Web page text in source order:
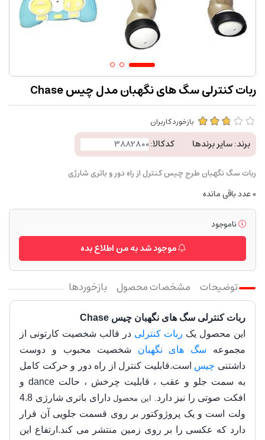
ربات کنترلی سگ های نگهبان مدل چیس Chase
بازخورد کاربران
برند:سایر برندها کدکالا:
ربات سگ نگهبان طرح چیس کنترل از راه دور و باتری شارژی
0عدد باقی مانده
ناموجود
موجود شد به من اطلاع بده
توضیحات مشخصات محصول بازخوردها
ربات کنترلی سگ های نگهبان چیس Chase
این محصول یک ربات کنترلی در قالب شخصیت کارتونی از
مجموعه سگ های نگهبان شخصیت محبوب و دوست
داشتنی چیس است.قابلیت کنترل از راه دور و حرکت کامل
به سمت جلو و عقب ، قابلیت چرخش ، حالت
dance و
افکت صوتی را نیز دارد. این محصول
دارای باتری شارژی 4.8
ولت است و یک پروژوکتور بر روی قسمت جلویی آن قرار
دارد که عکسی را بر روی زمین منتشر می کند. ارتفاع این